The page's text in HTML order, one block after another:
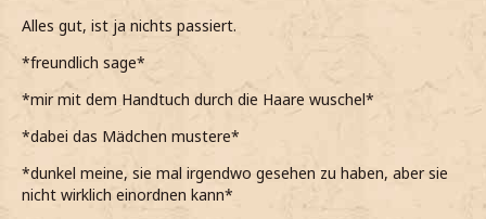
Alles gut, ist ja nichts passiert.
*freundlich sage*
*mir mit dem Handtuch durch die Haare wuschel*
*dabei das Mädchen mustere*
*dunkel meine, sie mal irgendwo gesehen zu haben, aber sie
nicht wirklich einordnen kann*